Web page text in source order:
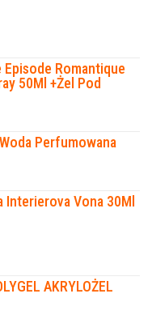
Romantique
50Ml +Żel Pod
Perfumowana
Vona 30Ml
AKRYLOŻEL